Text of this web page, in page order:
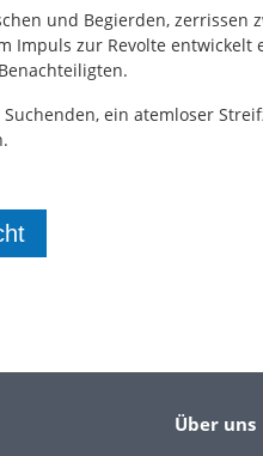
und Begierden, zerrissen
Impuls zur Revolte entwickelt
ein atemloser
Über uns